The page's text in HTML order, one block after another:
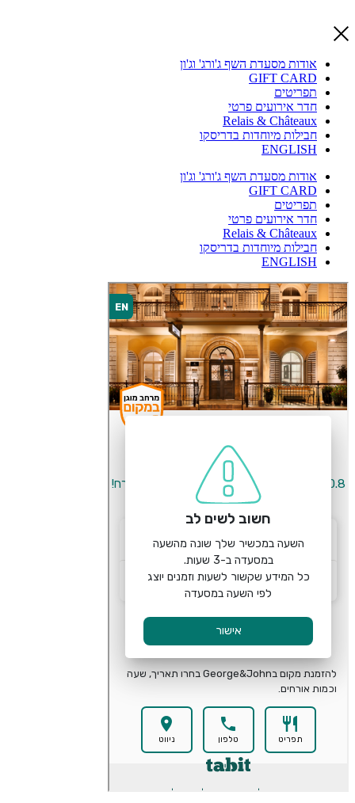
אודות מסעדת השף ג'ורג' וג'ון
GIFT CARD
תפריטים
חדר אירועים פרטי
Relais & Châteaux
חבילות מיוחדות בדריסקו
ENGLISH
אודות מסעדת השף ג'ורג' וג'ון
GIFT CARD
תפריטים
חדר אירועים פרטי
Relais & Châteaux
חבילות מיוחדות בדריסקו
ENGLISH